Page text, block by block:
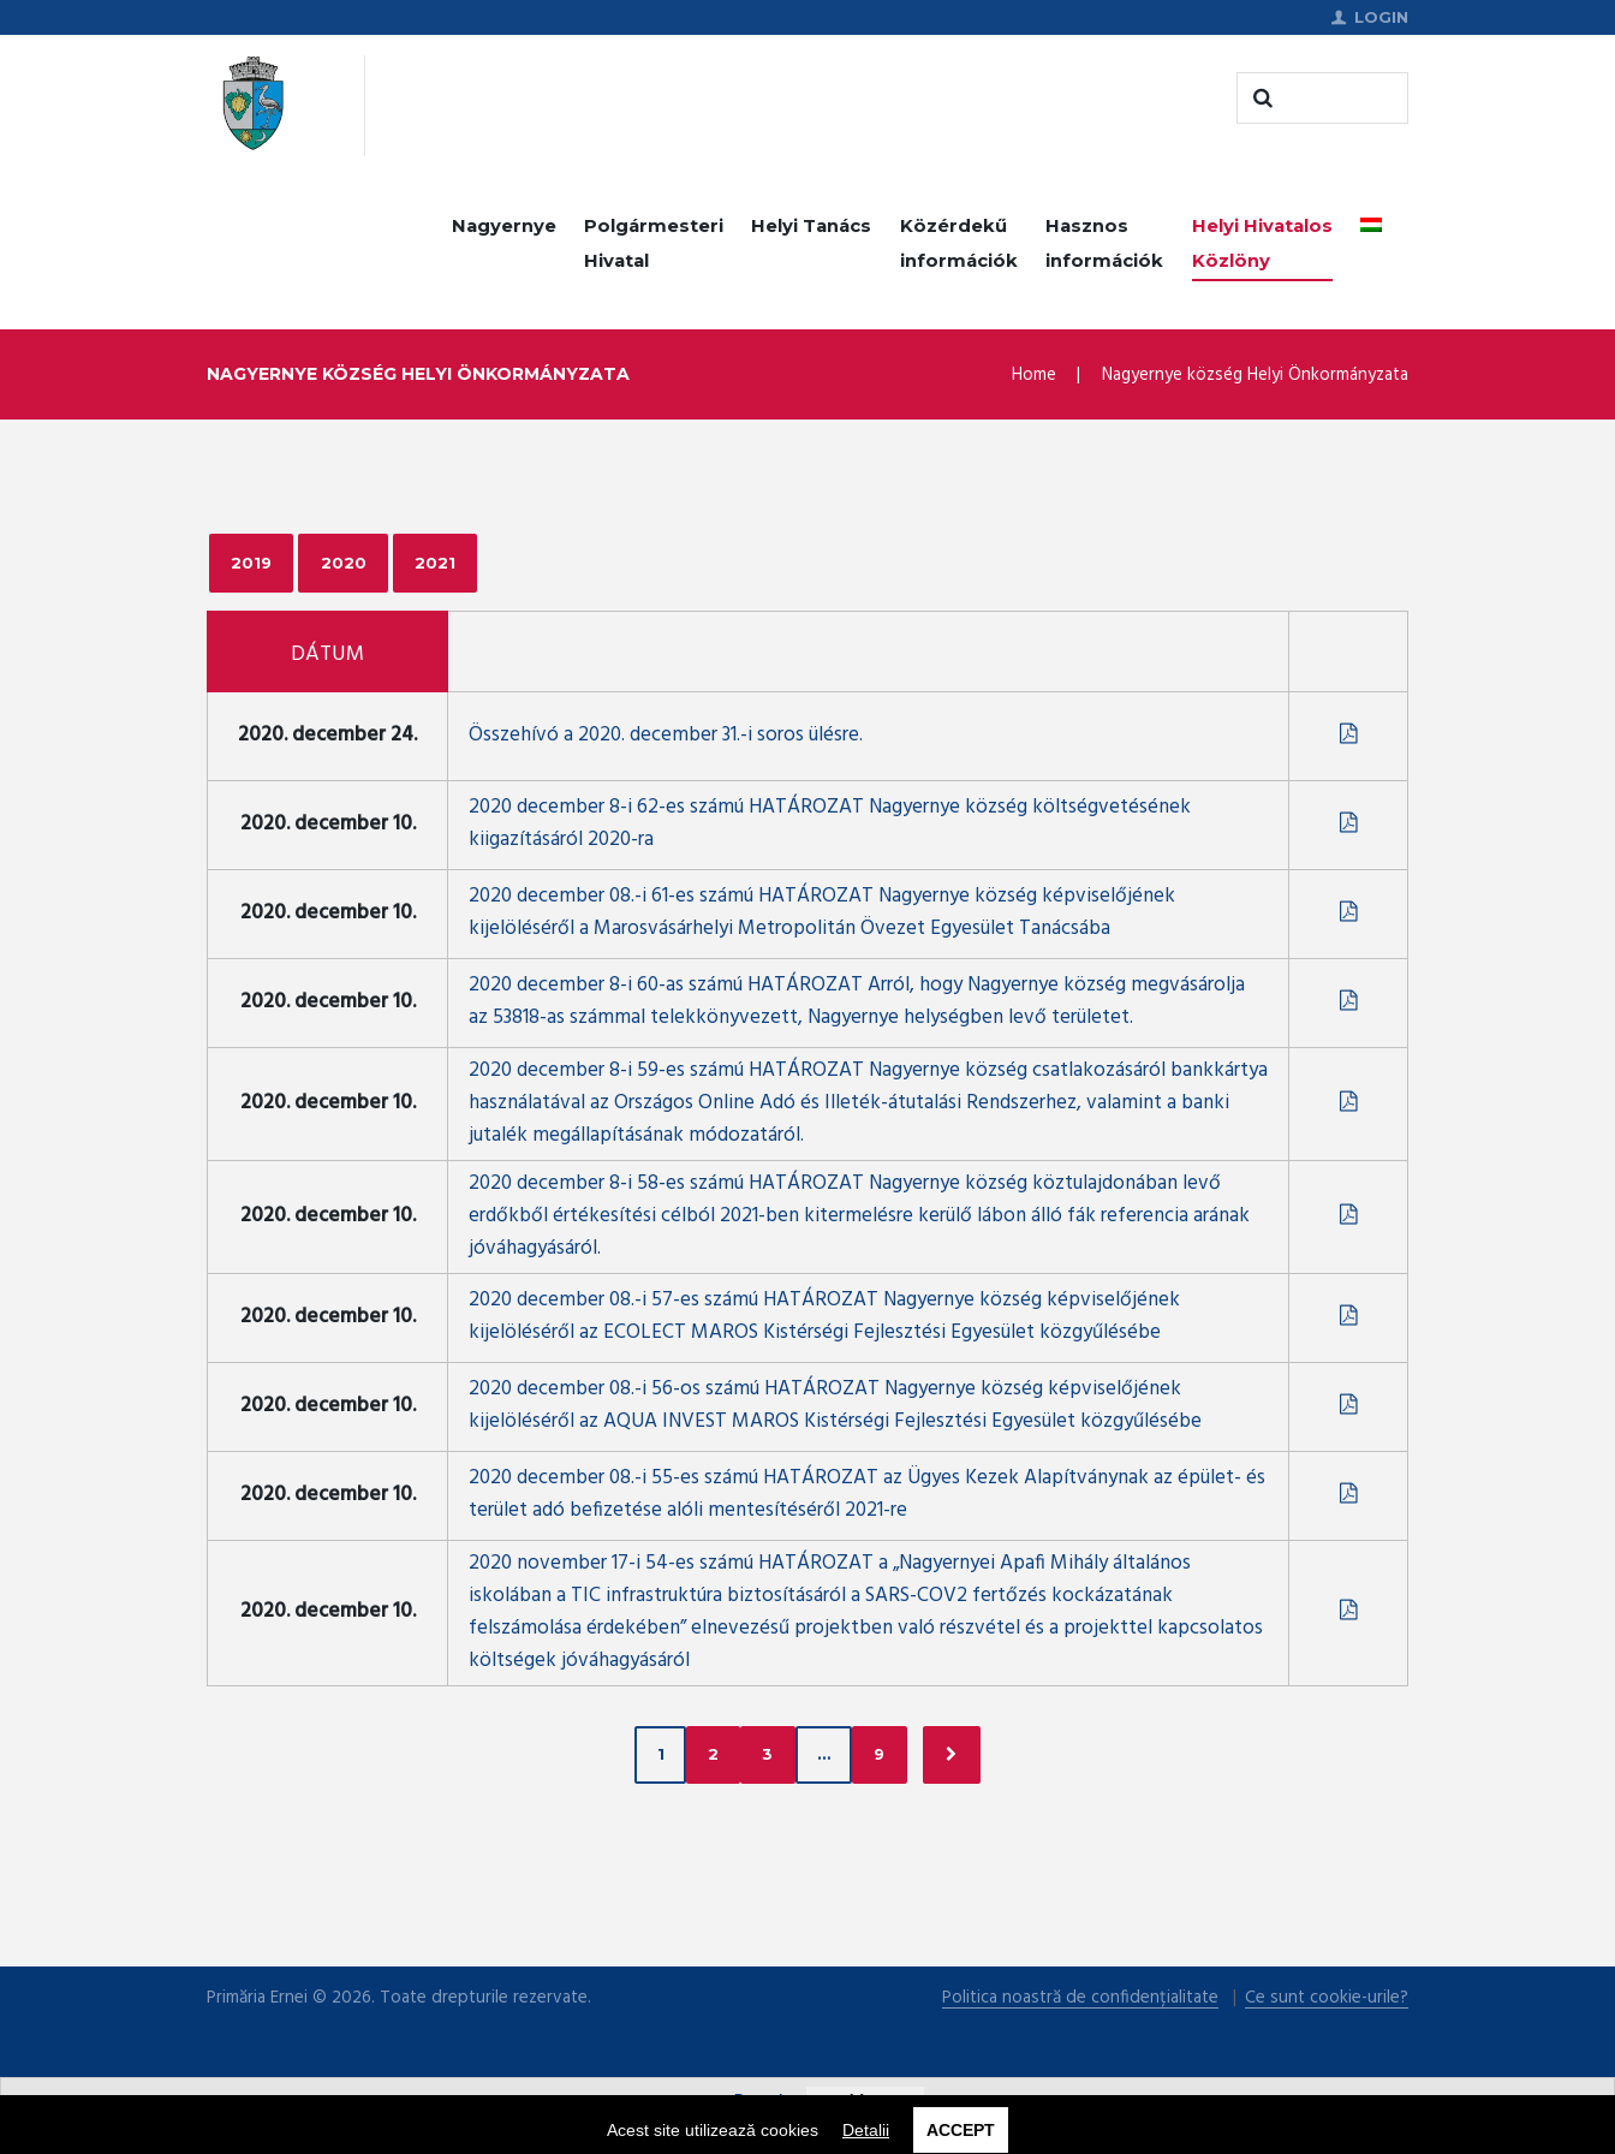
Acest site utilizează cookies Detalii ACCEPT
LOGIN
Nagyernye
Polgármesteri
Hivatal
Helyi Tanács
Közérdekű
információk
Hasznos
információk
Helyi Hivatalos
Közlöny
NAGYERNYE KÖZSÉG HELYI ÖNKORMÁNYZATA Home Nagyernye község Helyi Önkormányzata
2019 2020 2021
DÁTUM
2020. december 24. Összehívó a 2020. december 31.-i soros ülésre.
2020. december 10.
2020 december 8-i 62-es számú HATÁROZAT Nagyernye község költségvetésének
kiigazításáról 2020-ra
2020. december 10.
2020 december 08.-i 61-es számú HATÁROZAT Nagyernye község képviselőjének
kijelöléséről a Marosvásárhelyi Metropolitán Övezet Egyesület Tanácsába
2020. december 10.
2020 december 8-i 60-as számú HATÁROZAT Arról, hogy Nagyernye község megvásárolja
az 53818-as számmal telekkönyvezett, Nagyernye helységben levő területet.
2020. december 10.
2020 december 8-i 59-es számú HATÁROZAT Nagyernye község csatlakozásáról bankkártya
használatával az Országos Online Adó és Illeték-átutalási Rendszerhez, valamint a banki
jutalék megállapításának módozatáról.
2020. december 10.
2020 december 8-i 58-es számú HATÁROZAT Nagyernye község köztulajdonában levő
erdőkből értékesítési célból 2021-ben kitermelésre kerülő lábon álló fák referencia arának
jóváhagyásáról.
2020. december 10.
2020 december 08.-i 57-es számú HATÁROZAT Nagyernye község képviselőjének
kijelöléséről az ECOLECT MAROS Kistérségi Fejlesztési Egyesület közgyűlésébe
2020. december 10.
2020 december 08.-i 56-os számú HATÁROZAT Nagyernye község képviselőjének
kijelöléséről az AQUA INVEST MAROS Kistérségi Fejlesztési Egyesület közgyűlésébe
2020. december 10.
2020 december 08.-i 55-es számú HATÁROZAT az Ügyes Kezek Alapítványnak az épület- és
terület adó befizetése alóli mentesítéséről 2021-re
2020. december 10.
2020 november 17-i 54-es számú HATÁROZAT a „Nagyernyei Apafi Mihály általános
iskolában a TIC infrastruktúra biztosításáról a SARS-COV2 fertőzés kockázatának
felszámolása érdekében” elnevezésű projektben való részvétel és a projekttel kapcsolatos
költségek jóváhagyásáról
1 2 3 … 9
Politica noastră de confidențialitate Ce sunt cookie-urile?
Primăria Ernei © 2026. Toate drepturile rezervate.
Román Magyar